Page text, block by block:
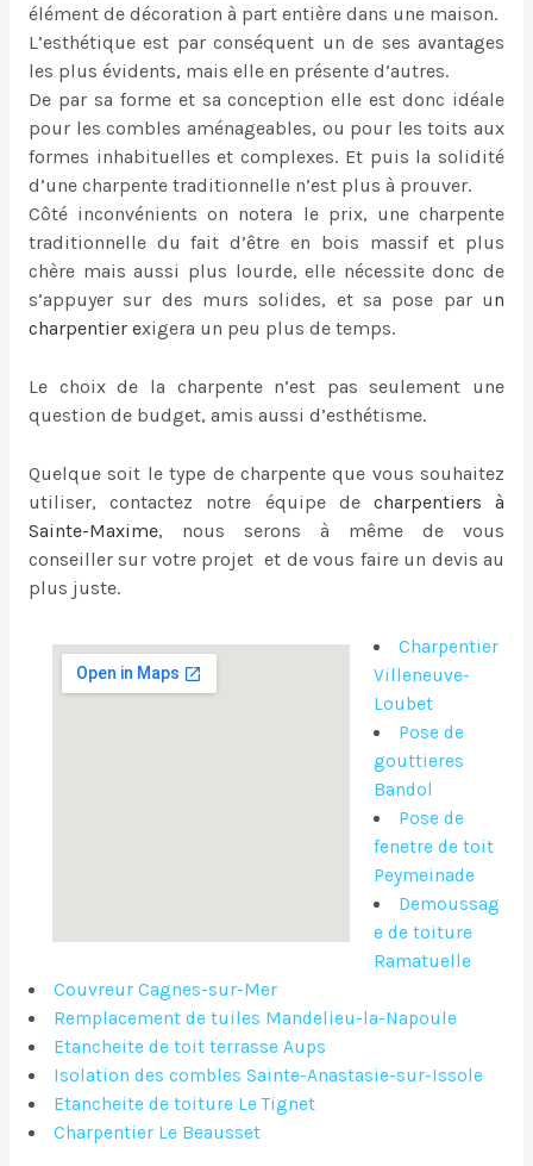
élément de décoration à part entière dans une maison.
L’esthétique est par conséquent un de ses avantages
les plus évidents, mais elle en présente d’autres.
De par sa forme et sa conception elle est donc idéale
pour les combles aménageables, ou pour les toits aux
formes inhabituelles et complexes. Et puis la solidité
d’une charpente traditionnelle n’est plus à prouver.
Côté inconvénients on notera le prix, une charpente
traditionnelle du fait d’être en bois massif et plus
chère mais aussi plus lourde, elle nécessite donc de
s’appuyer sur des murs solides, et sa pose par un
charpentier exigera un peu plus de temps.
Le choix de la charpente n’est pas seulement une
question de budget, amis aussi d’esthétisme.
Quelque soit le type de charpente que vous souhaitez
utiliser, contactez notre équipe de charpentiers à
Sainte-Maxime, nous serons à même de vous
conseiller sur votre projet et de vous faire un devis au
plus juste.
Charpentier
Villeneuve-
Loubet
Pose de
gouttieres
Bandol
Pose de
fenetre de toit
Peymeinade
Demoussag
e de toiture
Ramatuelle
Couvreur Cagnes-sur-Mer
Remplacement de tuiles Mandelieu-la-Napoule
Etancheite de toit terrasse Aups
Isolation des combles Sainte-Anastasie-sur-Issole
Etancheite de toiture Le Tignet
Charpentier Le Beausset